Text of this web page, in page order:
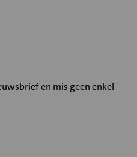
en mis geen enkel